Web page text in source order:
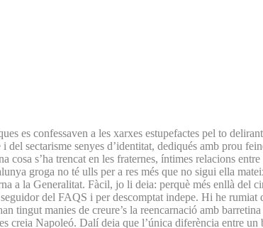
es confessaven a les xarxes estupefactes pel to
sectarisme senyes d’identitat, dediqués amb prou
cosa s’ha trencat en les fraternes, íntimes relacions
groga no té ulls per a res més que no sigui ella
a la Generalitat. Fàcil, jo li deia: perquè més enllà
del FAQS i per descomptat indepe. Hi he rumiat
tingut manies de creure’s la reencarnació amb
creia Napoleó. Dalí deia que l’única diferència entre